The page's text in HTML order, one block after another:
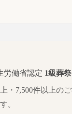
労働省認定 1級葬
・7,500件以上の
。